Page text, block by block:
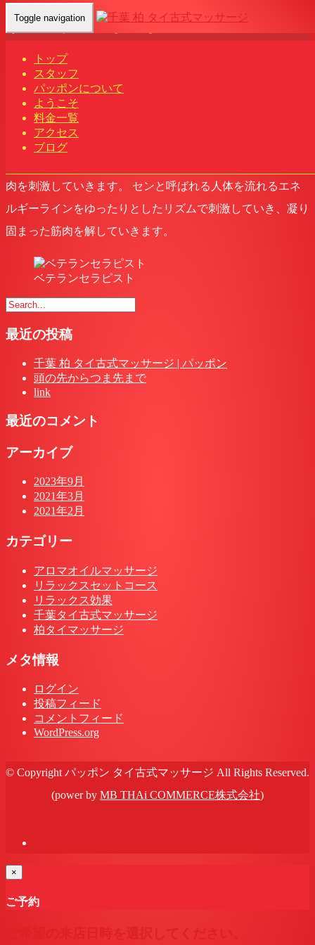
Toggle navigation
トップ
スタッフ
パッポンについて
ようこそ
料金一覧
アクセス
ブログ
頭の先からつま先まで
phatpong
2021年3月1日
柏タイマッサージ
-柏タイマッサージ
タイ古式マッサージは頭の先からつま先まで、全身のマッサ
肉を刺激していきます。 センと呼ばれる人体を流れるエネ
ルギーラインをゆったりとしたリズムで刺激していき、凝り
固まった筋肉を解していきます。
ベテランセラピスト
最近の投稿
千葉 柏 タイ古式マッサージ | パッポン
頭の先からつま先まで
link
最近のコメント
アーカイブ
2023年9月
2021年3月
2021年2月
カテゴリー
アロマオイルマッサージ
リラックスセットコース
リラックス効果
千葉タイ古式マッサージ
柏タイマッサージ
メタ情報
ログイン
投稿フィード
コメントフィード
WordPress.org
© Copyright パッポン タイ古式マッサージ All Rights Reserved.
(power by MB THAi COMMERCE株式会社)
×
ご予約